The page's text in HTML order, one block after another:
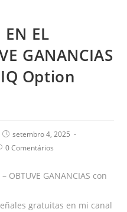
EN EL
GANANCIAS
Option
setembro 4, 2025
0 Comentários
OBTUVE GANANCIAS con
gratuitas en mi canal